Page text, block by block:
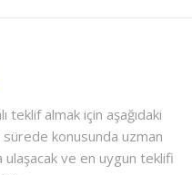
teklif almak için aşağıdaki
konusunda uzman
ulaşacak ve en uygun teklifi